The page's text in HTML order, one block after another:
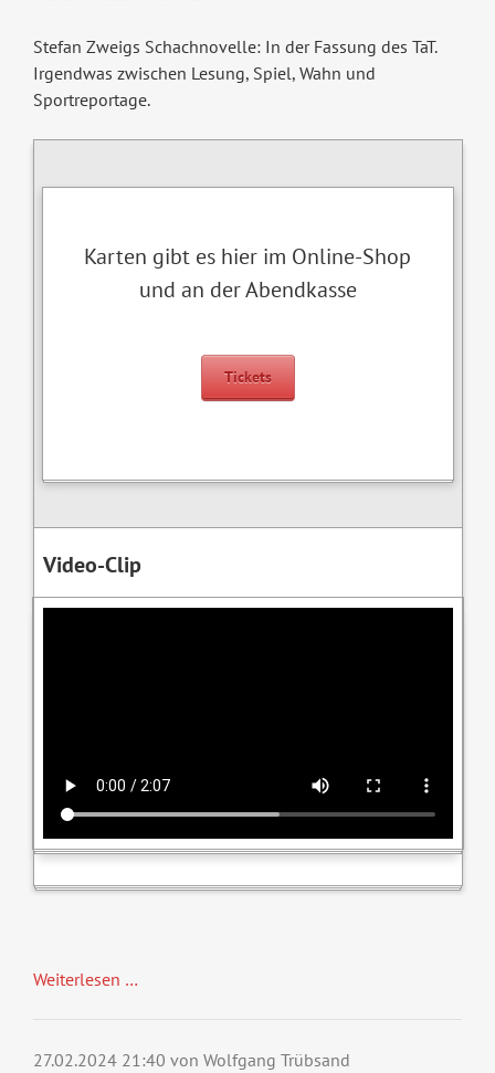
Stefan Zweigs Schachnovelle: In der Fassung des TaT.
Irgendwas zwischen Lesung, Spiel, Wahn und
Sportreportage.
Karten gibt es hier im Online-Shop
und an der Abendkasse
Tickets
Video-Clip
Weiterlesen …
27.02.2024 21:40 von Wolfgang Trübsand